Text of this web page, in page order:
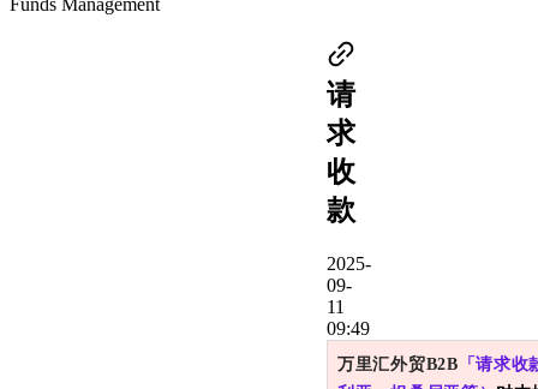
Funds Management
请
求
收
款
2025-
09-
11
09:49
万里汇外贸B2B 「请求收